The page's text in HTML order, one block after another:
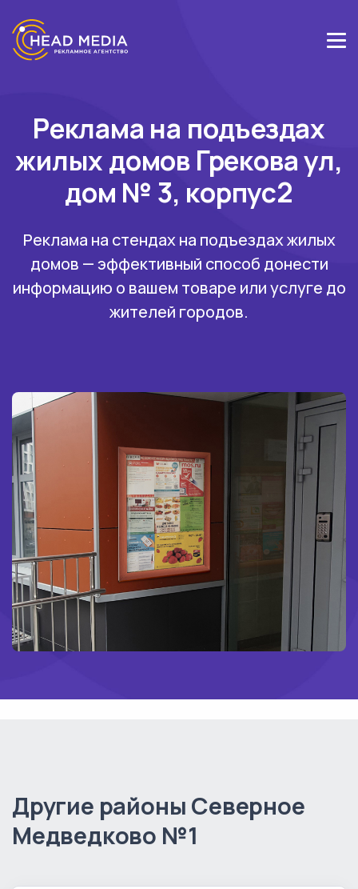
Реклама на подъездах
жилых домов Грекова ул,
дом № 3, корпус2
Реклама на стендах на подъездах жилых
домов — эффективный способ донести
информацию о вашем товаре или услуге до
жителей городов.
Другие районы Северное
Медведково №1